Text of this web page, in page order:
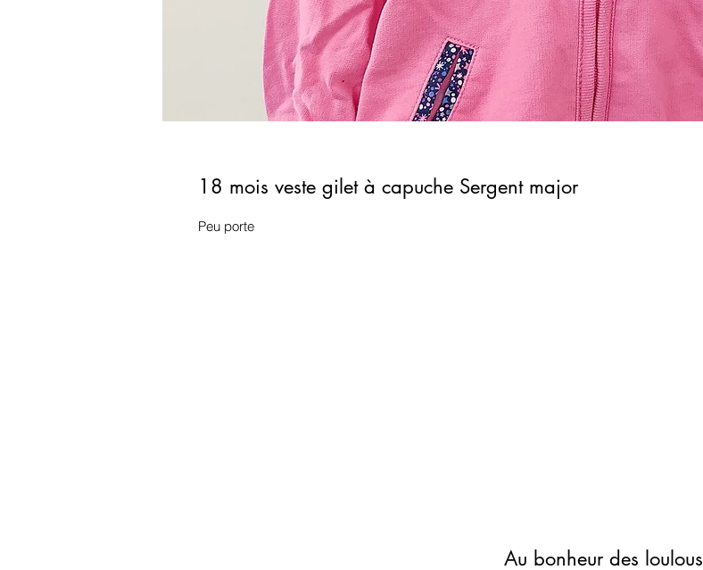
18 mois veste gilet à capuche Sergent major
Peu porte
Au bonheur des loulous